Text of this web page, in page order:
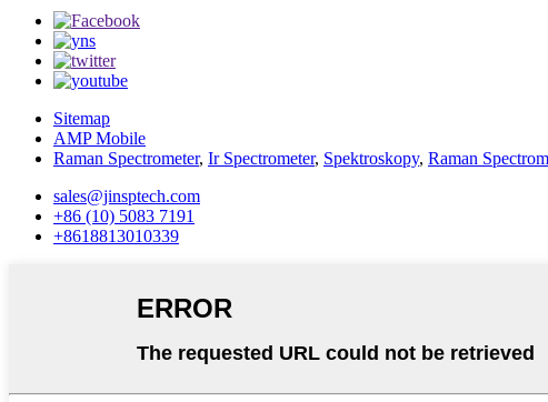
Sitemap
AMP Mobile
Raman Spectrometer, Ir Spectrometer, Spektroskopy, Raman
sales@jinsptech.com
+86 (10) 5083 7191
+8618813010339